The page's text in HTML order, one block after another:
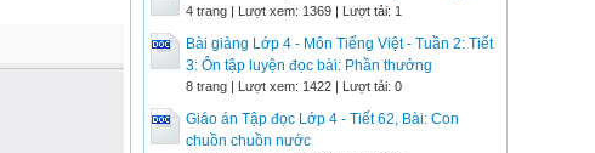
4 trang | Lượt xem: 1369 | Lượt tải: 1
Bài giảng Lớp 4 - Môn Tiếng Việt - Tuần 2: Tiết
3: Ôn tập luyện đọc bài: Phần thưởng
8 trang | Lượt xem: 1422 | Lượt tải: 0
Giáo án Tập đọc Lớp 4 - Tiết 62, Bài: Con
chuồn chuồn nước